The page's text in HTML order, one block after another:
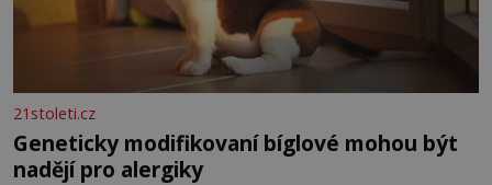
21stoleti.cz
Geneticky modifikovaní bíglové mohou být
nadějí pro alergiky